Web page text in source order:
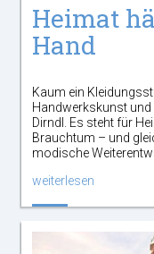
Heimat
Hand
Kaum ein
Handwerkskunst
Dirndl. Es steht für
Brauchtum – und
modische
weiterlesen